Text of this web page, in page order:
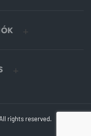
rights reserved.